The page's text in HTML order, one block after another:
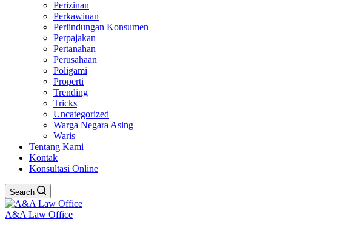
Perizinan
Perkawinan
Perlindungan Konsumen
Perpajakan
Pertanahan
Perusahaan
Poligami
Properti
Trending
Tricks
Uncategorized
Warga Negara Asing
Waris
Tentang Kami
Kontak
Konsultasi Online
Search
A&A Law Office